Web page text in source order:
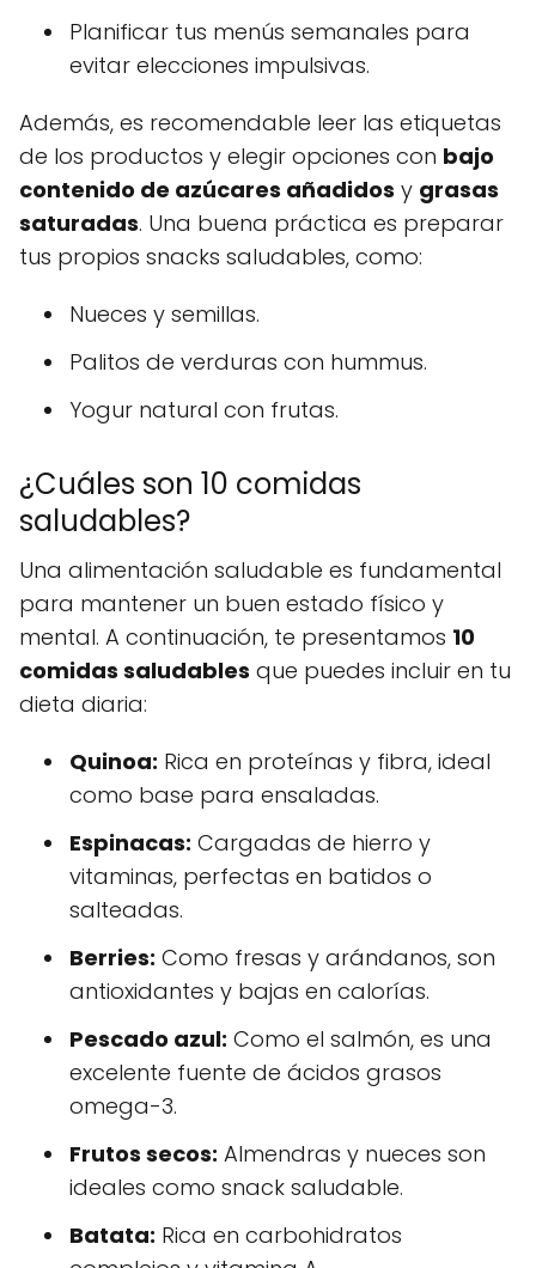
Planificar tus menús semanales para
evitar elecciones impulsivas.
Además, es recomendable leer las etiquetas
de los productos y elegir opciones con bajo
contenido de azúcares añadidos y grasas
saturadas. Una buena práctica es preparar
tus propios snacks saludables, como:
Nueces y semillas.
Palitos de verduras con hummus.
Yogur natural con frutas.
¿Cuáles son 10 comidas
saludables?
Una alimentación saludable es fundamental
para mantener un buen estado físico y
mental. A continuación, te presentamos 10
comidas saludables que puedes incluir en tu
dieta diaria:
Quinoa: Rica en proteínas y fibra, ideal
como base para ensaladas.
Espinacas: Cargadas de hierro y
vitaminas, perfectas en batidos o
salteadas.
Berries: Como fresas y arándanos, son
antioxidantes y bajas en calorías.
Pescado azul: Como el salmón, es una
excelente fuente de ácidos grasos
omega-3.
Frutos secos: Almendras y nueces son
ideales como snack saludable.
Batata: Rica en carbohidratos